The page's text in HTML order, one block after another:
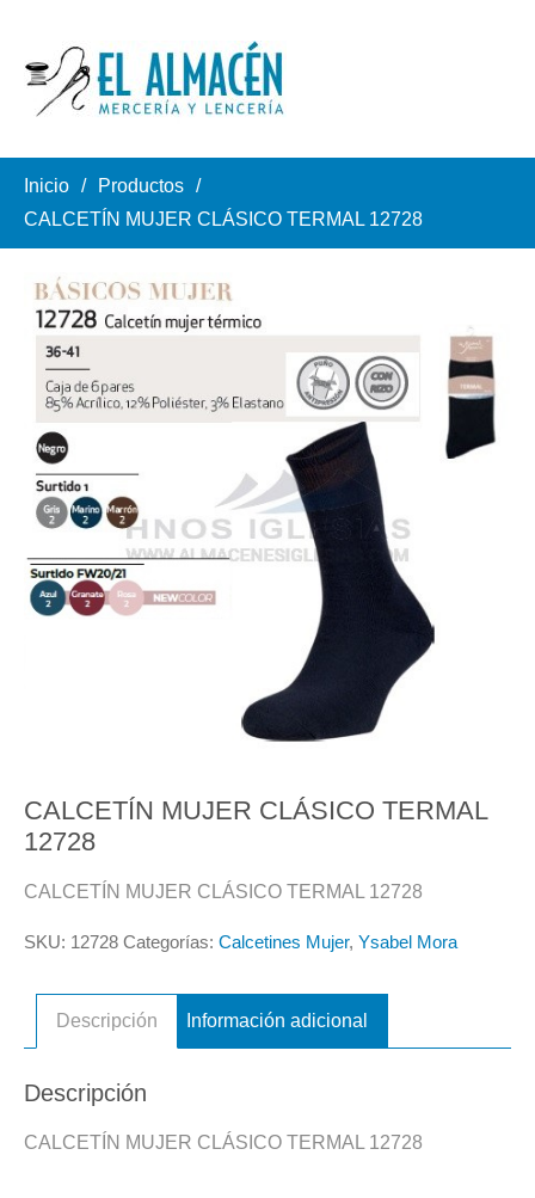
Inicio
Productos
CALCETÍN MUJER CLÁSICO TERMAL 12728
CALCETÍN MUJER CLÁSICO TERMAL
12728
CALCETÍN MUJER CLÁSICO TERMAL 12728
SKU: 12728 Categorías: Calcetines Mujer, Ysabel Mora
Descripción Información adicional
Descripción
CALCETÍN MUJER CLÁSICO TERMAL 12728